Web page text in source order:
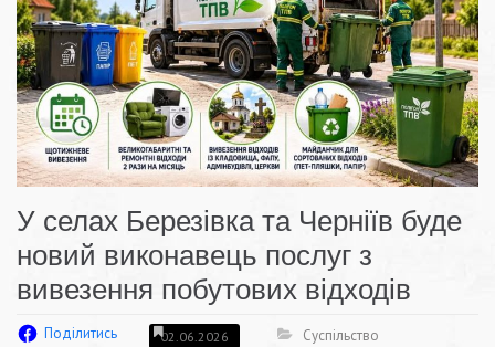
У селах Березівка та Черніїв буде
новий виконавець послуг з
вивезення побутових відходів
Поділитись 02.06.2026 Суспільство